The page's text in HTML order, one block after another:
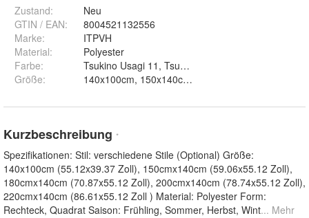
Zustand:
Neu
GTIN / EAN:
8004521132556
Marke:
ITPVH
Material:
Polyester
Farbe:
Tsukino Usagi 11, Tsukino Usagi 12, Tsukino
Größe:
Kurzbeschreibung *
Spezifikationen: Stil: verschiedene Stile (Optional) Größe:
140x100cm (55.12x39.37 Zoll), 150cmx140cm (59.06x55.12 Zoll),
180cmx140cm (70.87x55.12 Zoll), 200cmx140cm (78.74x55.12 Zoll),
220cmx140cm (86.61x55.12 Zoll ) Material: Polyester Form:
Rechteck, Quadrat Saison: Frühling, Sommer, Herbst, Wint... Mehr